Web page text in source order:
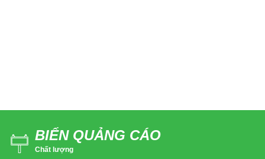
BIỂN QUẢNG CÁO
Chất lượng